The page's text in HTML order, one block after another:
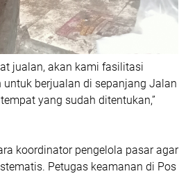
jualan, akan kami fasilitasi
berjualan di sepanjang Jalan
yang sudah ditentukan,”
koordinator pengelola pasar agar
Petugas keamanan di Pos